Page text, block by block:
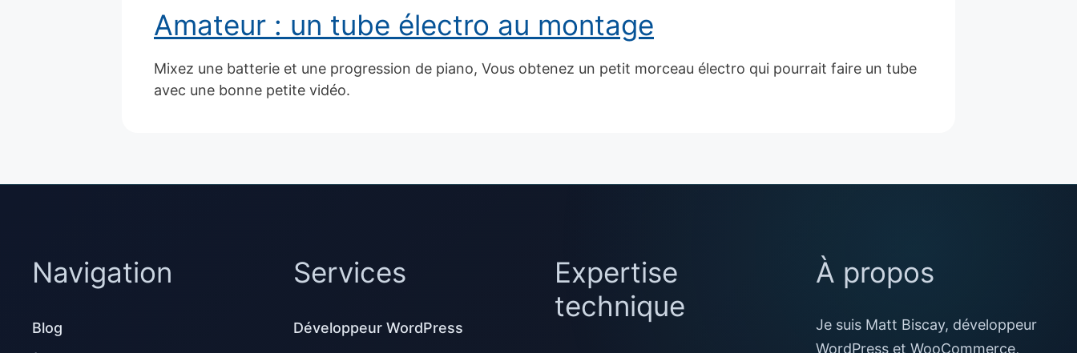
Amateur : un tube électro au montage
Mixez une batterie et une progression de piano, Vous obtenez un petit morceau électro qui pourrait faire un tube
avec une bonne petite vidéo.
Navigation
Blog
Services
Développeur WordPress
Expertise
technique
À propos
Je suis Matt Biscay, développeur
WordPress et WooCommerce,